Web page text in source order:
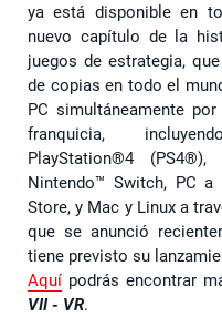
ya está disponible en
nuevo capítulo de la
juegos de estrategia,
de copias en todo el
PC simultáneamente
franquicia,
PlayStation®4
Nintendo™ Switch, PC
Store, y Mac y Linux a
que se anunció
tiene previsto su
Aquí podrás encontrar
VII - VR.